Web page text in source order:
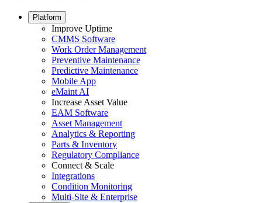
Analysen & Berichte
KPIs, individuelle Dashboards, Exporte
Behörden
Compliance und Beschaffung im öffentlichen Sektor
Footer Platform
Improve Uptime
CMMS Software
Work Order Management
Preventive Maintenance
Predictive Maintenance
Mobile App
eMaint AI
Increase Asset Value
EAM Software
Asset Management
Analytics & Reporting
Parts & Inventory
Regulatory Compliance
Connect & Scale
Integrations
Condition Monitoring
Multi-Site & Enterprise